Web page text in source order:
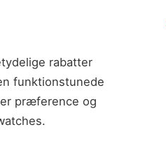
rabatter
funktionstunede
præference og